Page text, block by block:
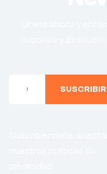
SUSCRIBIR